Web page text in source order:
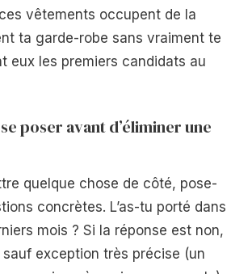
vêtements occupent de la
ta garde-robe sans vraiment te
eux les premiers candidats au
poser avant d’éliminer une
quelque chose de côté, pose-
concrètes. L’as-tu porté dans
mois ? Si la réponse est non,
sauf exception très précise (un